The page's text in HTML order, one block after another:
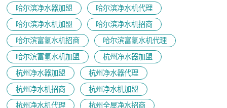
哈尔滨净水器加盟
哈尔滨净水机代理
哈尔滨净水机加盟
哈尔滨净水机招商
哈尔滨富氢水机招商
哈尔滨富氢水机代理
哈尔滨富氢水机加盟
杭州净水器加盟
杭州净水器加盟
杭州净水器代理
杭州净水机招商
杭州净水机加盟
杭州净水机代理
杭州全屋净水招商